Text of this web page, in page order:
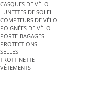
CASQUES DE VÉLO
LUNETTES DE SOLEIL
COMPTEURS DE VÉLO
POIGNÉES DE VÉLO
PORTE-BAGAGES
PROTECTIONS
SELLES
TROTTINETTE
VÊTEMENTS